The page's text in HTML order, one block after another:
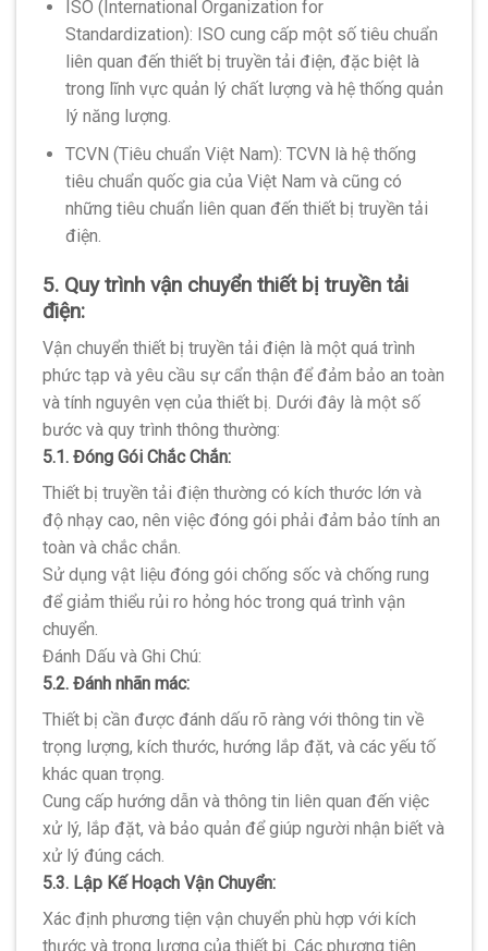
ISO (International Organization for
Standardization): ISO cung cấp một số tiêu chuẩn
liên quan đến thiết bị truyền tải điện, đặc biệt là
trong lĩnh vực quản lý chất lượng và hệ thống quản
lý năng lượng.
TCVN (Tiêu chuẩn Việt Nam): TCVN là hệ thống
tiêu chuẩn quốc gia của Việt Nam và cũng có
những tiêu chuẩn liên quan đến thiết bị truyền tải
điện.
5. Quy trình vận chuyển thiết bị truyền tải
điện:
Vận chuyển thiết bị truyền tải điện là một quá trình
phức tạp và yêu cầu sự cẩn thận để đảm bảo an toàn
và tính nguyên vẹn của thiết bị. Dưới đây là một số
bước và quy trình thông thường:
5.1. Đóng Gói Chắc Chắn:
Thiết bị truyền tải điện thường có kích thước lớn và
độ nhạy cao, nên việc đóng gói phải đảm bảo tính an
toàn và chắc chắn.
Sử dụng vật liệu đóng gói chống sốc và chống rung
để giảm thiểu rủi ro hỏng hóc trong quá trình vận
chuyển.
Đánh Dấu và Ghi Chú:
5.2. Đánh nhãn mác:
Thiết bị cần được đánh dấu rõ ràng với thông tin về
trọng lượng, kích thước, hướng lắp đặt, và các yếu tố
khác quan trọng.
Cung cấp hướng dẫn và thông tin liên quan đến việc
xử lý, lắp đặt, và bảo quản để giúp người nhận biết và
xử lý đúng cách.
5.3. Lập Kế Hoạch Vận Chuyển:
Xác định phương tiện vận chuyển phù hợp với kích
thước và trọng lượng của thiết bị. Các phương tiện